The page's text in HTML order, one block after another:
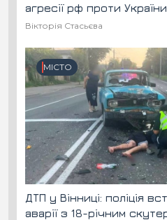
агресії рф проти України
Вікторія Стасьєва
МІСТО
ДТП у Вінниці: поліція
аварії з 18-річним